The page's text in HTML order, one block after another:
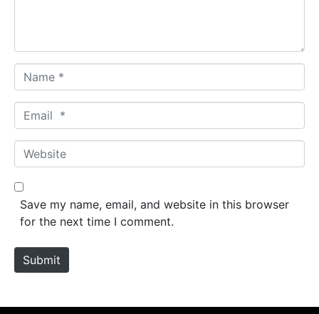
a
m
*
m
a
*
W
e
b
e
Save my name, email, and website in this browser
for the next time I comment.
Submit